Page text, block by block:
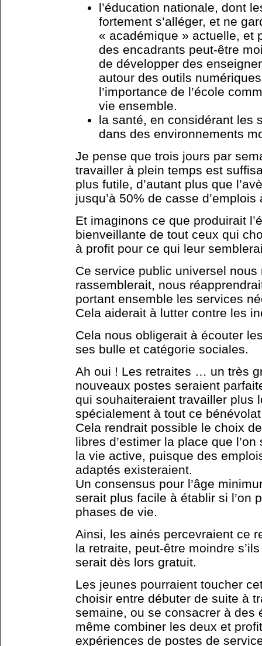
l’éducation nationale, dont
fortement s’alléger, et ne
« académique » actuelle, et
des encadrants peut-être
de développer des
autour des outils
l’importance de l’école
vie ensemble.
la santé, en considérant les
dans des environnements
Je pense que trois jours par
travailler à plein temps est
plus futile, d’autant plus que
jusqu’à 50% de casse
Et imaginons ce que produirait
bienveillante de tout ceux qui
à profit pour ce qui leur
Ce service public universel
rassemblerait, nous
portant ensemble les services
Cela aiderait à lutter contre les
Cela nous obligerait à écouter
ses bulle et catégorie sociales.
Ah oui ! Les retraites … un très
nouveaux postes seraient
qui souhaiteraient travailler plus
spécialement à tout ce
Cela rendrait possible le choix
libres d’estimer la place que
la vie active, puisque des
adaptés existeraient.
Un consensus pour l’âge
serait plus facile à établir si l’on
phases de vie.
Ainsi, les ainés percevraient ce
la retraite, peut-être moindre
serait dès lors gratuit.
Les jeunes pourraient toucher
choisir entre débuter de suite à
semaine, ou se consacrer à des
même combiner les deux et
expériences de postes de